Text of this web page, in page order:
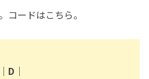
コードはこちら。
D｜